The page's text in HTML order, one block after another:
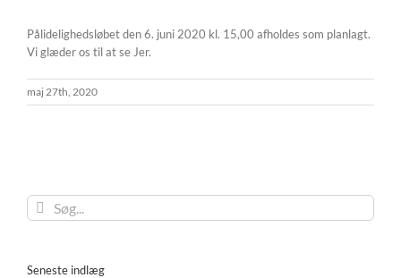
Pålidelighedsløbet den 6. juni 2020 kl. 15,00 afholdes som planlagt.
Vi glæder os til at se Jer.
maj 27th, 2020
Søg
efter:
Seneste indlæg